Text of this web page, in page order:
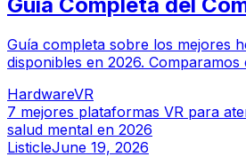
Guía completa sobre los mejores
disponibles en 2026. Comparamos
headset perfecto.
HardwareVR
7 mejores plataformas VR para
salud mental en 2026
ListicleJune 19, 2026